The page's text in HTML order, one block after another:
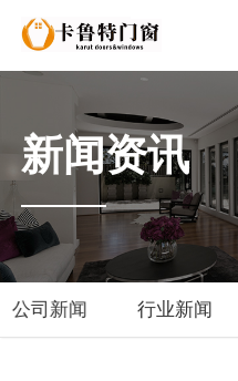
新闻资讯
公司新闻 行业新闻